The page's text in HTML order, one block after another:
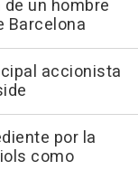
un hombre
Barcelona
accionista
por la
como